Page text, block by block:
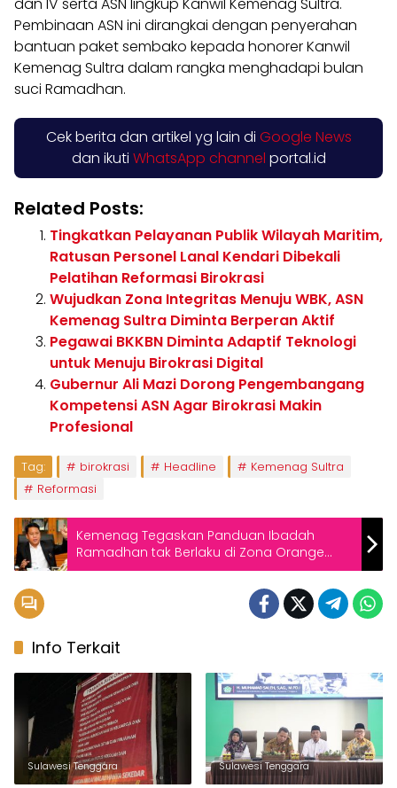
Pembinaan ASN ini dirangkai dengan penyerahan
bantuan paket sembako kepada honorer Kanwil
Kemenag Sultra dalam rangka menghadapi bulan
suci Ramadhan.
Cek berita dan artikel yg lain di Google News
dan ikuti WhatsApp channel portal.id
Related Posts:
Tingkatkan Pelayanan Publik Wilayah Maritim,
Ratusan Personel Lanal Kendari Dibekali
Pelatihan Reformasi Birokrasi
Wujudkan Zona Integritas Menuju WBK, ASN
Kemenag Sultra Diminta Berperan Aktif
Pegawai BKKBN Diminta Adaptif Teknologi
untuk Menuju Birokrasi Digital
Gubernur Ali Mazi Dorong Pengembangang
Kompetensi ASN Agar Birokrasi Makin
Profesional
Tag: birokrasi Headline
Kemenag Sultra
Reformasi
Kemenag Tegaskan Panduan Ibadah
Ramadhan tak Berlaku di Zona Orange
dan Merah
Info Terkait
Sulawesi Tenggara Sulawesi Tenggara